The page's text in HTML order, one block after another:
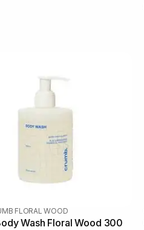
FLORAL WOOD
Wash Floral Wood 300